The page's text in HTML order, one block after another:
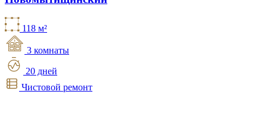
118 м²
3 комнаты
20 дней
Чистовой ремонт